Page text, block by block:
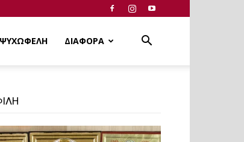
ΨΥΧΩΦΕΛΗ ΔΙΑΦΟΡΑ